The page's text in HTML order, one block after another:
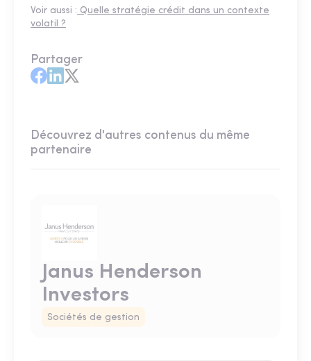
Voir aussi : Quelle stratégie crédit dans un contexte
volatil ?
Partager
Découvrez d'autres contenus du même
partenaire
Janus Henderson
Investors
Sociétés de gestion